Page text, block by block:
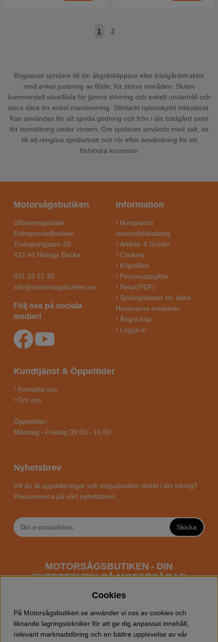
1 2
Bogserad spridare till din åkgräsklippare eller trädgårdstraktor
med enkel justering av flöde, för större områden. Sluten
kommersiell växellåda för jämna drivning och enkelt underhåll och
stora däck för enkel manövrering. Slitstarkt nylonskydd inkluderat.
Kan användas för att sprida gödning och frön i din trädgård samt
för issmältning under vintern. Om spidaren används med salt, se
till att rengöra spridartratt och rör efter användning för att
förhindra korrosion
Motorsågsbutiken
Utlämningsställe:
Entreprenadbutiken
Transportgatan 39
422 46 Hisings Backa
031 22 52 30
info@motorsagsbutiken.se
Följ oss på sociala
medier!
Information
Husqvarna
reservdelskatalog
Artiklar & Guider
Cookies
Köpvillkor
Personuppgifter
Retur(PDF)
Sprängskisser för äldre
Husqvarna maskiner
Ångra köp
Logga in
Kundtjänst & Öppettider
Kontakta oss
Om oss
Öppettider:
Måndag - Fredag 09.00 - 16:00
Nyhetsbrev
Vill du få uppdateringar och erbjudanden direkt i din inkorg?
Prenumerera på vårt nyhetsbrev!
Skicka
MOTORSÅGSBUTIKEN - DIN
EXPERTBUTIK PÅ MOTORSÅGAR
fokus mot entusiaster och professionella användare av
motorsågar. Vi erbjuder ett brett sortiment av
Husqvarna motorsågarsamt alla tänkbaratillbehör
Cookies
På Motorsågsbutiken.se använder vi oss av cookies och
liknande lagringstekniker för att ge dig anpassat innehåll,
relevant marknadsföring och en bättre upplevelse av vår